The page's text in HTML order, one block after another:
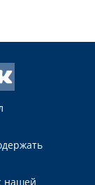
нашей